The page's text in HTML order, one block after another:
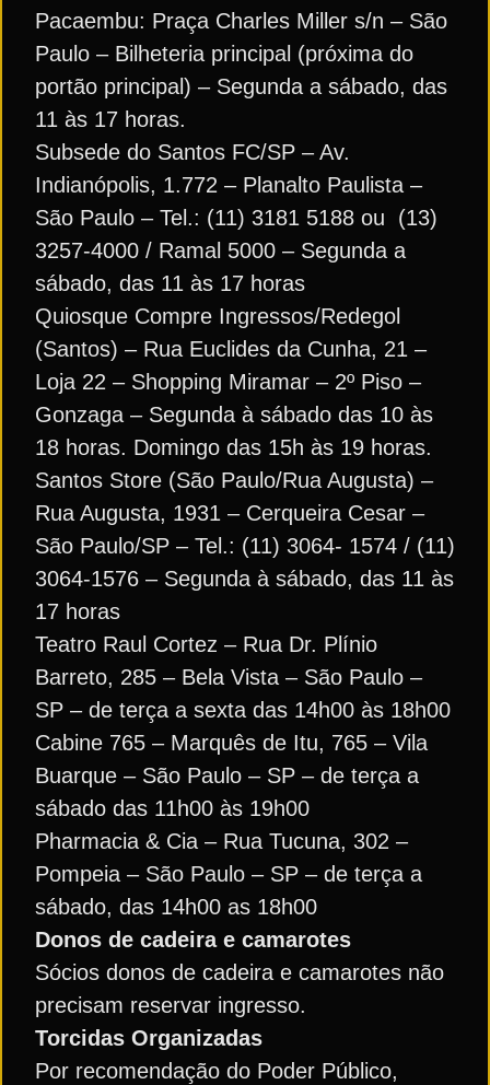
Pacaembu: Praça Charles Miller s/n – São
Paulo – Bilheteria principal (próxima do
portão principal) – Segunda a sábado, das
11 às 17 horas.
Subsede do Santos FC/SP – Av.
Indianópolis, 1.772 – Planalto Paulista –
São Paulo – Tel.: (11) 3181 5188 ou (13)
3257-4000 / Ramal 5000 – Segunda a
sábado, das 11 às 17 horas
Quiosque Compre Ingressos/Redegol
(Santos) – Rua Euclides da Cunha, 21 –
Loja 22 – Shopping Miramar – 2º Piso –
Gonzaga – Segunda à sábado das 10 às
18 horas. Domingo das 15h às 19 horas.
Santos Store (São Paulo/Rua Augusta) –
Rua Augusta, 1931 – Cerqueira Cesar –
São Paulo/SP – Tel.: (11) 3064- 1574 / (11)
3064-1576 – Segunda à sábado, das 11 às
17 horas
Teatro Raul Cortez – Rua Dr. Plínio
Barreto, 285 – Bela Vista – São Paulo –
SP – de terça a sexta das 14h00 às 18h00
Cabine 765 – Marquês de Itu, 765 – Vila
Buarque – São Paulo – SP – de terça a
sábado das 11h00 às 19h00
Pharmacia & Cia – Rua Tucuna, 302 –
Pompeia – São Paulo – SP – de terça a
sábado, das 14h00 as 18h00
Donos de cadeira e camarotes
Sócios donos de cadeira e camarotes não
precisam reservar ingresso.
Torcidas Organizadas
Por recomendação do Poder Público,